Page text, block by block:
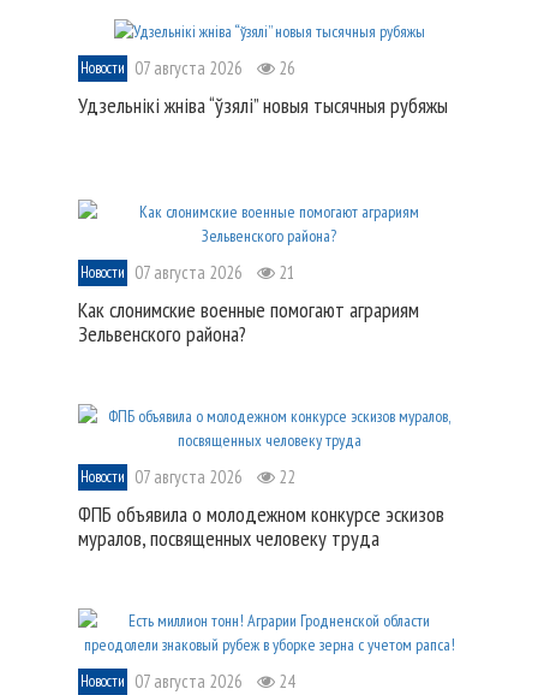
Новости 07 августа 2026 26
Удзельнікі жніва “ўзялі” новыя тысячныя рубяжы
Новости 07 августа 2026 21
Как слонимские военные помогают аграриям
Зельвенского района?
Новости 07 августа 2026 22
ФПБ объявила о молодежном конкурсе эскизов
муралов, посвященных человеку труда
Новости 07 августа 2026 24